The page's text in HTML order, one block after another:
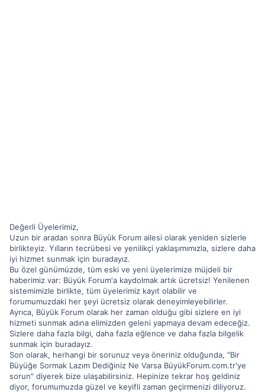
Değerli Üyelerimiz,
Uzun bir aradan sonra Büyük Forum ailesi olarak yeniden sizlerle
birlikteyiz. Yılların tecrübesi ve yenilikçi yaklaşımımızla, sizlere daha
iyi hizmet sunmak için buradayız.
Bu özel günümüzde, tüm eski ve yeni üyelerimize müjdeli bir
haberimiz var: Büyük Forum'a kaydolmak artık ücretsiz! Yenilenen
sistemimizle birlikte, tüm üyelerimiz kayıt olabilir ve
forumumuzdaki her şeyi ücretsiz olarak deneyimleyebilirler.
Ayrıca, Büyük Forum olarak her zaman olduğu gibi sizlere en iyi
hizmeti sunmak adına elimizden geleni yapmaya devam edeceğiz.
Sizlere daha fazla bilgi, daha fazla eğlence ve daha fazla bilgelik
sunmak için buradayız.
Son olarak, herhangi bir sorunuz veya öneriniz olduğunda, "Bir
Büyüğe Sormak Lazım Dediğiniz Ne Varsa BüyükForum.com.tr'ye
sorun" diyerek bize ulaşabilirsiniz. Hepinize tekrar hoş geldiniz
diyor, forumumuzda güzel ve keyifli zaman geçirmenizi diliyoruz.